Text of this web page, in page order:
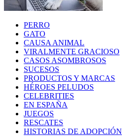
PERRO
GATO
CAUSA ANIMAL
VIRALMENTE GRACIOSO
CASOS ASOMBROSOS
SUCESOS
PRODUCTOS Y MARCAS
HÉROES PELUDOS
CELEBRITIES
EN ESPAÑA
JUEGOS
RESCATES
HISTORIAS DE ADOPCIÓN